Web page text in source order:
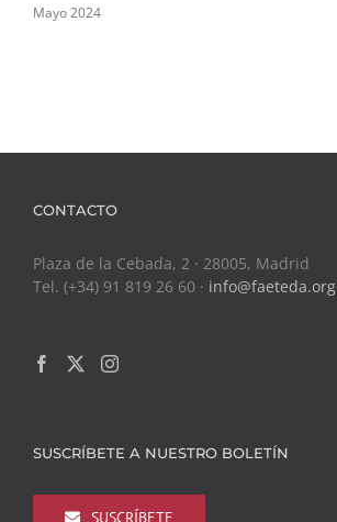
Mayo 2024
CONTACTO
Plaza de la Cebada, 2 · 28005, Madrid
Tel. (+34) 91 819 26 60 · info@faeteda.org
SUSCRÍBETE A NUESTRO BOLETÍN
SUSCRÍBETE